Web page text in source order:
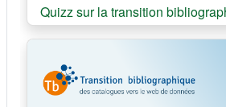
Cours:
Quizz sur la transition